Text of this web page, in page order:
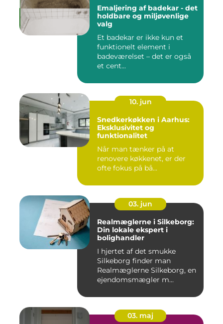
Emaljering af badekar - det
holdbare og miljøvenlige
valg
Et badekar er ikke kun et
funktionelt element i
badeværelset – det er også
et cent...
10. jun
Snedkerkøkken i Aarhus:
Eksklusivitet og
funktionalitet
Når man tænker på at
renovere køkkenet, er der
ofte fokus på bå...
03. jun
Realmæglerne i Silkeborg:
Din lokale ekspert i
bolighandler
I hjertet af det smukke
Silkeborg finder man
Realmæglerne Silkeborg, en
ejendomsmægler m...
03. maj